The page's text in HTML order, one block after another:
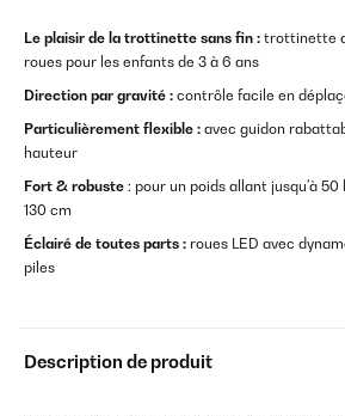
Le plaisir de la trottinette sans fin : trottinette
roues pour les enfants de 3 à 6 ans
Direction par gravité : contrôle facile en
Particulièrement flexible : avec guidon
hauteur
Fort & robuste : pour un poids allant jusqu'à
130 cm
Éclairé de toutes parts : roues LED avec
piles
Description de produit